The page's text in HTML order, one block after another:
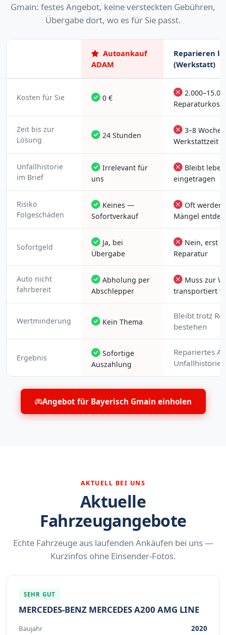
Gmain: festes Angebot, keine versteckten Gebühren,
Übergabe dort, wo es für Sie passt.
Autoankauf
ADAM
Reparieren
(Werkstatt)
Kosten für Sie 0 €
Zeit bis zur
Lösung
24 Stunden
3–8 Wochen
Werkstattzeit
Unfallhistorie
im Brief
Irrelevant für
uns
Bleibt
eingetragen
Risiko
Folgeschäden
Keines —
Sofortverkauf
Oft werden
Mängel
Sofortgeld
Ja, bei
Übergabe
Nein, erst
Reparatur
Auto nicht
fahrbereit
Abholung per
Abschlepper
Muss zur
transportiert
Wertminderung Kein Thema
Bleibt trotz
bestehen
Ergebnis
Sofortige
Auszahlung
Repariertes
Unfallhistorie
Angebot für Bayerisch Gmain einholen
AKTUELL BEI UNS
Aktuelle
Fahrzeugangebote
Echte Fahrzeuge aus laufenden Ankäufen bei uns —
Kurzinfos ohne Einsender-Fotos.
SEHR GUT
MERCEDES-BENZ MERCEDES A200 AMG LINE
Baujahr 2020